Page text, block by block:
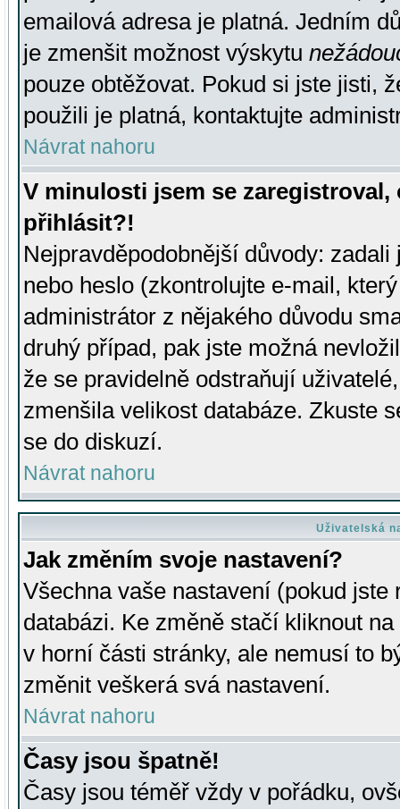
emailová adresa je platná. Jedním
je zmenšit možnost výskytu
pouze obtěžovat. Pokud si jste jisti,
použili je platná, kontaktujte
Návrat nahoru
V minulosti jsem se
přihlásit?!
Nejpravděpodobnější důvody:
nebo heslo (zkontrolujte e-mail,
administrátor z nějakého důvodu
druhý případ, pak jste možná
že se pravidelně odstraňují
zmenšila velikost databáze. Zkuste
se do diskuzí.
Návrat nahoru
Uživatelská
Jak změním svoje nastavení?
Všechna vaše nastavení (pokud
databázi. Ke změně stačí kliknout
v horní části stránky, ale nemusí to
změnit veškerá svá nastavení.
Návrat nahoru
Časy jsou špatně!
Časy jsou téměř vždy v pořádku,